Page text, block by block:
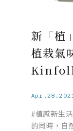
新「植
植栽氣
#植感新生
的同時，自